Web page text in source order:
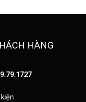
HÀNG